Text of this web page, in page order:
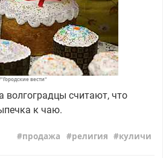
вести"
волгоградцы считают, что
к чаю.
продажа религия куличи